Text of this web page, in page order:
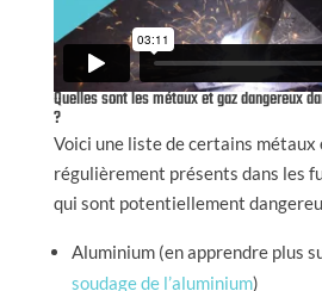
Quelles sont les métaux et gaz dangereux
?
Voici une liste de certains métaux
régulièrement présents dans les
qui sont potentiellement
Aluminium (en apprendre plus
soudage de l’aluminium)